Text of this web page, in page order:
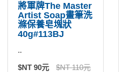
將軍牌The Master
Artist Soap畫筆洗
滌保養皂塊狀
40g#113BJ
..
$NT 90元 $NT 110元